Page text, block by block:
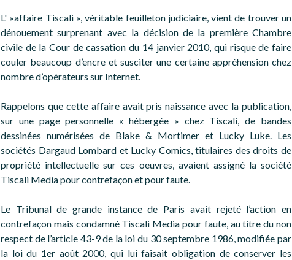
L' »affaire Tiscali », véritable feuilleton judiciaire, vient de trouver un
dénouement surprenant avec la décision de la première Chambre
civile de la Cour de cassation du 14 janvier 2010, qui risque de faire
couler beaucoup d’encre et susciter une certaine appréhension chez
nombre d’opérateurs sur Internet.
Rappelons que cette affaire avait pris naissance avec la publication,
sur une page personnelle « hébergée » chez Tiscali, de bandes
dessinées numérisées de Blake & Mortimer et Lucky Luke. Les
sociétés Dargaud Lombard et Lucky Comics, titulaires des droits de
propriété intellectuelle sur ces oeuvres, avaient assigné la société
Tiscali Media pour contrefaçon et pour faute.
Le Tribunal de grande instance de Paris avait rejeté l’action en
contrefaçon mais condamné Tiscali Media pour faute, au titre du non
respect de l’article 43-9 de la loi du 30 septembre 1986, modifiée par
la loi du 1er août 2000, qui lui faisait obligation de conserver les